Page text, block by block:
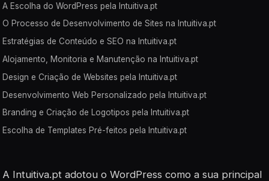
A Escolha do WordPress pela Intuitiva.pt
O Processo de Desenvolvimento de Sites na Intuitiva.pt
Estratégias de Conteúdo e SEO na Intuitiva.pt
Alojamento, Monitoria e Manutenção na Intuitiva.pt
Design e Criação de Websites pela Intuitiva.pt
Desenvolvimento Web Personalizado pela Intuitiva.pt
Branding e Criação de Logotipos pela Intuitiva.pt
Escolha de Templates Pré-feitos pela Intuitiva.pt
A Intuitiva.pt adotou o WordPress como a sua principal